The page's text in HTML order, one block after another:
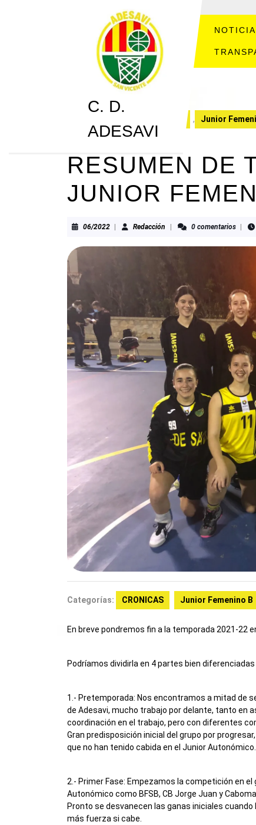
C. D.
ADESAVI
, Junior
RESUMEN DE
JUNIOR
06/202206/2022Redacción Redacción0 comentarios
Categorías: CRONICAS Junior Femenino B
En breve pondremos fin a la temporada 2021-22
Podríamos dividirla en 4 partes bien
1.- Pretemporada: Nos encontramos a mitad de
de Adesavi, mucho trabajo por delante, tanto en
coordinación en el trabajo, pero con diferentes
Gran predisposición inicial del grupo por
que no han tenido cabida en el Junior Autonómico.
2.- Primer Fase: Empezamos la competición en
Autonómico como BFSB, CB Jorge Juan y
Pronto se desvanecen las ganas iniciales
más fuerza si cabe.